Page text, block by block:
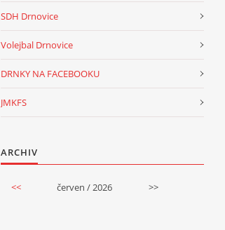
SDH Drnovice
Volejbal Drnovice
DRNKY NA FACEBOOKU
JMKFS
ARCHIV
<< červen / 2026 >>